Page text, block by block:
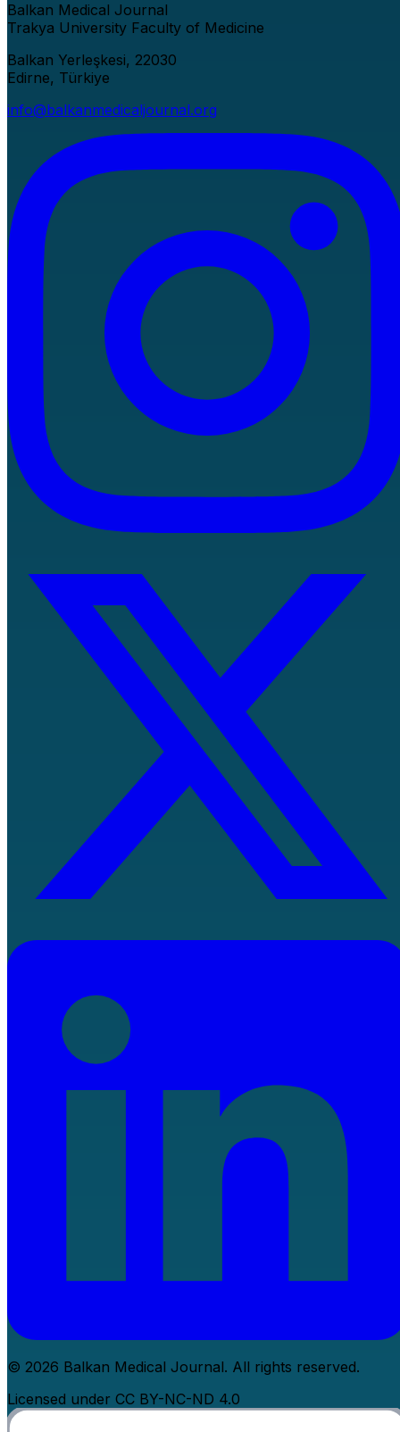
Balkan Medical Journal
Trakya University Faculty of Medicine
Balkan Yerleşkesi, 22030
Edirne, Türkiye
info@balkanmedicaljournal.org
© 2026 Balkan Medical Journal. All rights reserved.
Licensed under CC BY-NC-ND 4.0